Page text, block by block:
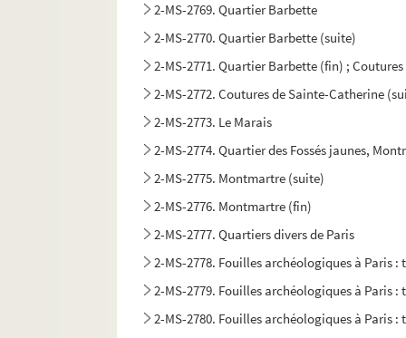
2-MS-2769. Quartier Barbette
2-MS-2770. Quartier Barbette (suite)
2-MS-2771. Quartier Barbette (fin) ;
2-MS-2772. Coutures de Sainte-Catherine
2-MS-2773. Le Marais
2-MS-2774. Quartier des Fossés jaunes,
2-MS-2775. Montmartre (suite)
2-MS-2776. Montmartre (fin)
2-MS-2777. Quartiers divers de Paris
2-MS-2778. Fouilles archéologiques à Paris :
2-MS-2779. Fouilles archéologiques à Paris :
2-MS-2780. Fouilles archéologiques à Paris :